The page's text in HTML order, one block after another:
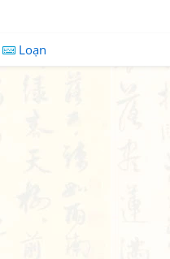
Loạn